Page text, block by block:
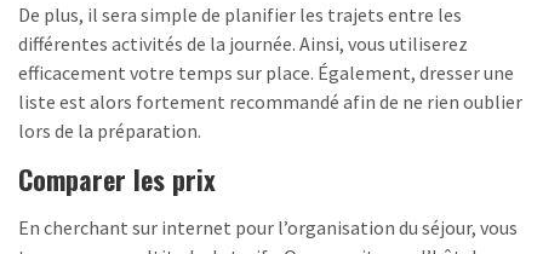
De plus, il sera simple de planifier les trajets entre les
différentes activités de la journée. Ainsi, vous utiliserez
efficacement votre temps sur place. Également, dresser une
liste est alors fortement recommandé afin de ne rien oublier
lors de la préparation.
Comparer les prix
En cherchant sur internet pour l’organisation du séjour, vous